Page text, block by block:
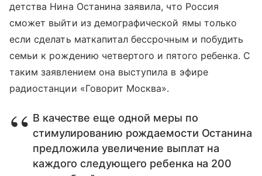
детства Нина Останина заявила, что Россия
сможет выйти из демографической ямы только
если сделать маткапитал бессрочным и побудить
семьи к рождению четвертого и пятого ребенка. С
таким заявлением она выступила в эфире
радиостанции «Говорит Москва».
В качестве еще одной меры по
стимулированию рождаемости Останина
предложила увеличение выплат на
каждого следующего ребенка на 200